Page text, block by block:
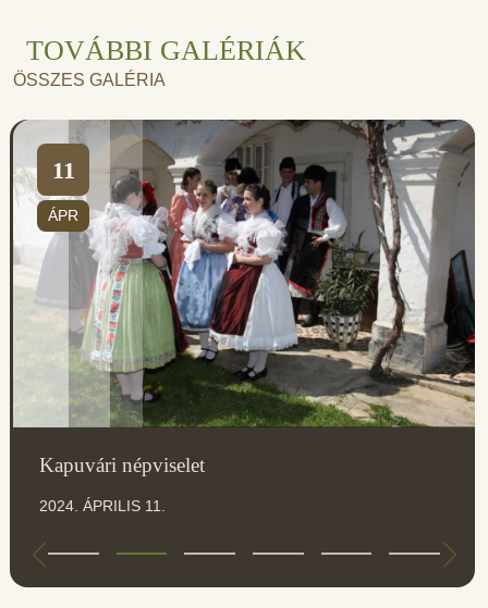
TOVÁBBI GALÉRIÁK
ÖSSZES GALÉRIA
11
ÁPR
Kapuvári népviselet
2024. ÁPRILIS 11.